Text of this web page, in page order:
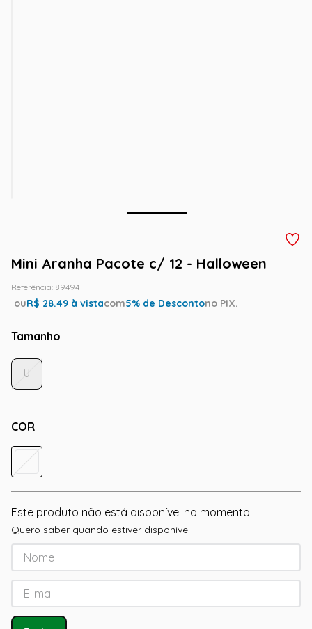
Mini Aranha Pacote c/ 12 - Halloween
Referência: 89494
ouR$ 28.49 à vistacom5% de Descontono PIX.
Tamanho
COR
U
Este produto não está disponível no momento
Quero saber quando estiver disponível